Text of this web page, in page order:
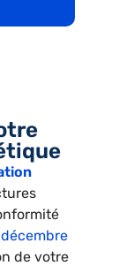
de votre